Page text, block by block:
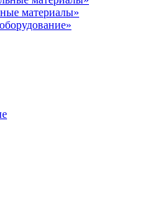
материалы»